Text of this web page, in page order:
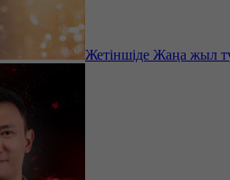
Жетіншіде Жаңа жыл